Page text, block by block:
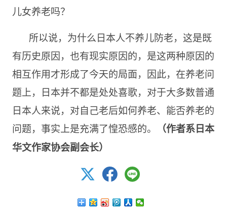
儿女养老吗？
所以说，为什么日本人不养儿防老，这是既
有历史原因，也有现实原因的，是这两种原因的
相互作用才形成了今天的局面，因此，在养老问
题上，日本并不都是处处喜歌，对于大多数普通
日本人来说，对自己老后如何养老、能否养老的
问题，事实上是充满了惶恐感的。
（作者系日本
华文作家协会副会长）